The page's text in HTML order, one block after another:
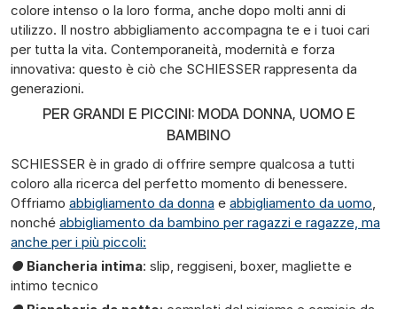
colore intenso o la loro forma, anche dopo molti anni di
utilizzo. Il nostro abbigliamento accompagna te e i tuoi cari
per tutta la vita. Contemporaneità, modernità e forza
innovativa: questo è ciò che SCHIESSER rappresenta da
generazioni.
PER GRANDI E PICCINI: MODA DONNA, UOMO E
BAMBINO
SCHIESSER è in grado di offrire sempre qualcosa a tutti
coloro alla ricerca del perfetto momento di benessere.
Offriamo abbigliamento da donna e abbigliamento da uomo
nonché abbigliamento da bambino per ragazzi e ragazze, ma
anche per i più piccoli:
● Biancheria intima: slip, reggiseni, boxer, magliette e
intimo tecnico